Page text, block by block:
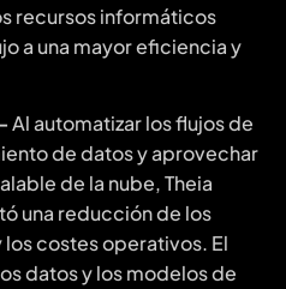
recursos informáticos
a una mayor eficiencia y
Al automatizar los flujos de
de datos y aprovechar
de la nube, Theia
una reducción de los
los costes operativos. El
datos y los modelos de